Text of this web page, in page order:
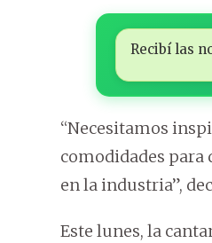
Recibí las
“Necesitamos
comodidades para
en la industria”,
Este lunes, la